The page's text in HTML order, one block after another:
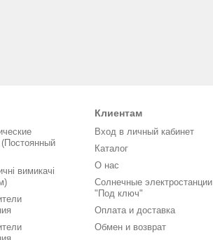
вимикачі
Клиентам
Вход в личный кабинет
Каталог
О нас
Солнечные электростанции
"Под ключ"
Оплата и доставка
Обмен и возврат